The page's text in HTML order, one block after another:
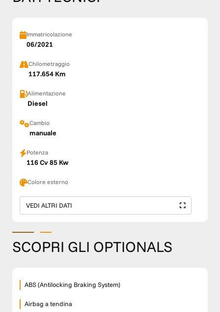
Immatricolazione
06/2021
Chilometraggio
117.654 Km
Alimentazione
Diesel
Cambio
manuale
Potenza
116 Cv 85 Kw
Colore esterno
VEDI ALTRI DATI
SCOPRI GLI OPTIONALS
ABS (Antilocking Braking System)
Airbag a tendina